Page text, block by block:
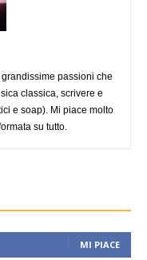
passioni che
classica, scrivere e
e soap). Mi piace molto
su tutto.
MI PIACE